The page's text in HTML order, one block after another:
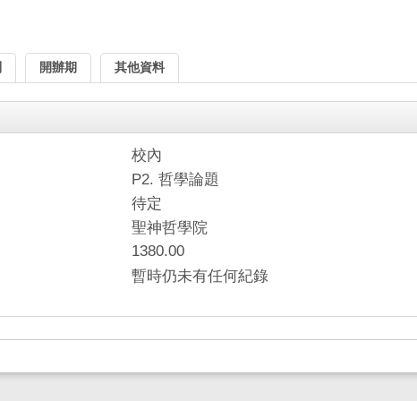
開辦期 其他資料
校內
P2. 哲學論題
待定
聖神哲學院
1380.00
暫時仍未有任何紀錄